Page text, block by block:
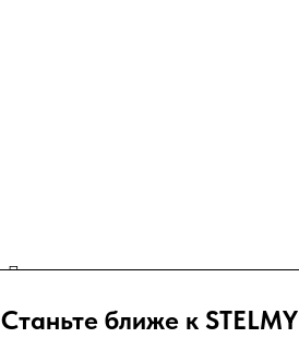
Платье в клетку из хлопка
40 500
Станьте ближе к STELMY